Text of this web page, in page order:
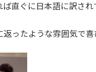
直ぐに日本語に訳さ
ったような雰囲気で喜